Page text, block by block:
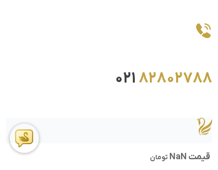
قیمت NaN تومان
82802788
021